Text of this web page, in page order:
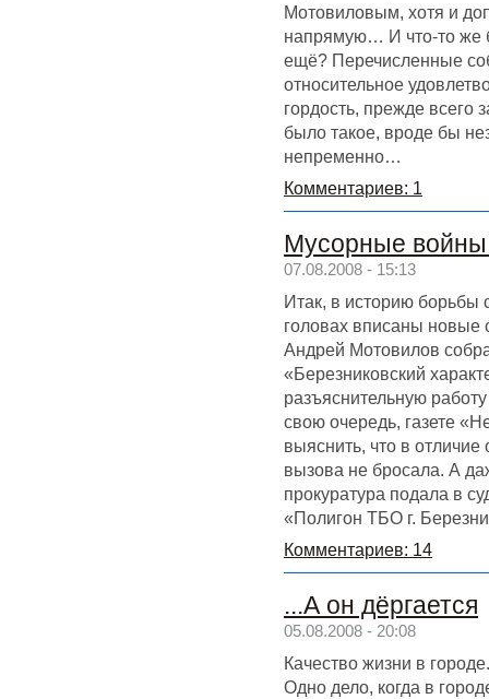
Мотовиловым, хотя и
напрямую… И что-то же
ещё? Перечисленные
относительное
гордость, прежде всего
было такое, вроде бы
непременно…
Комментариев: 1
Мусорные
07.08.2008 - 15:13
Итак, в историю борьбы
головах вписаны новые
Андрей Мотовилов
«Березниковский
разъяснительную
свою очередь, газете
выяснить, что в
вызова не бросала. А
прокуратура подала в
«Полигон ТБО г.
Комментариев: 14
...А он дёргается
05.08.2008 - 20:08
Качество жизни в
Одно дело, когда в